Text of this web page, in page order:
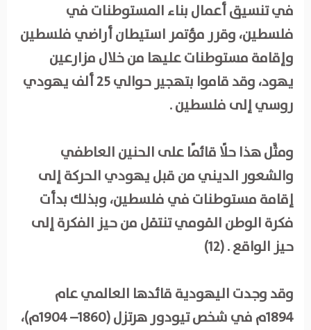
في تنسيق أعمال بناء المستوطنات في
فلسطين، وقرر مؤتمر استيطان أراضي فلسطين
وإقامة مستوطنات عليها من خلال مزارعين
يهود، وقد قاموا بتهجير حوالي 25 ألف يهودي
روسي إلى فلسطين .
ومثَّل هذا حلًا قائمًا على الحنين العاطفي
والشعور الديني من قبل يهودي الحركة إلى
إقامة مستوطنات في فلسطين، وبذلك بدأت
فكرة الوطن القومي تنتقل من حيز الفكرة إلى
حيز الواقع . (12)
وقد وجدت اليهودية قائدها العالمي عام
1894م في شخص تيودور هرتزل (1860– 1904م)،